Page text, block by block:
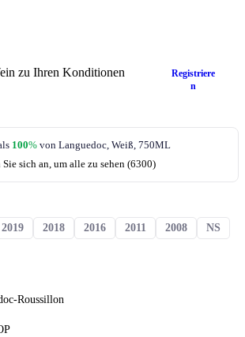
zu Ihren Konditionen
Registriere
n
100% von Languedoc, Weiß, 750ML
sich an, um alle zu sehen (6300)
2019 2018 2016 2011 2008
NS
Roussillon